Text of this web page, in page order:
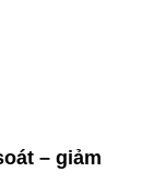
– giảm